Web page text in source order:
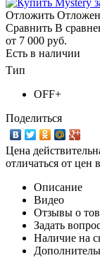
Отложить
Сравнить В
от 7 000 руб.
Есть в наличии
Тип
OFF+
Поделиться
Цена
отличаться от цен
Описание
Видео
Отзывы о
Задать
Наличие на